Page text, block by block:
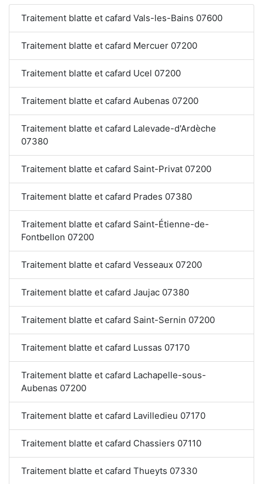
Traitement blatte et cafard Vals-les-Bains 07600
Traitement blatte et cafard Mercuer 07200
Traitement blatte et cafard Ucel 07200
Traitement blatte et cafard Aubenas 07200
Traitement blatte et cafard Lalevade-d'Ardèche
07380
Traitement blatte et cafard Saint-Privat 07200
Traitement blatte et cafard Prades 07380
Traitement blatte et cafard Saint-Étienne-de-
Fontbellon 07200
Traitement blatte et cafard Vesseaux 07200
Traitement blatte et cafard Jaujac 07380
Traitement blatte et cafard Saint-Sernin 07200
Traitement blatte et cafard Lussas 07170
Traitement blatte et cafard Lachapelle-sous-
Aubenas 07200
Traitement blatte et cafard Lavilledieu 07170
Traitement blatte et cafard Chassiers 07110
Traitement blatte et cafard Thueyts 07330